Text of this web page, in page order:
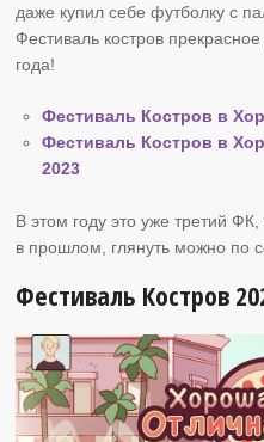
даже купил себе футболку с
Фестиваль костров
года!
Фестиваль Костров в
Фестиваль Костров в
2023
В этом году это уже третий
в прошлом, глянуть можно по
Фестиваль Костров